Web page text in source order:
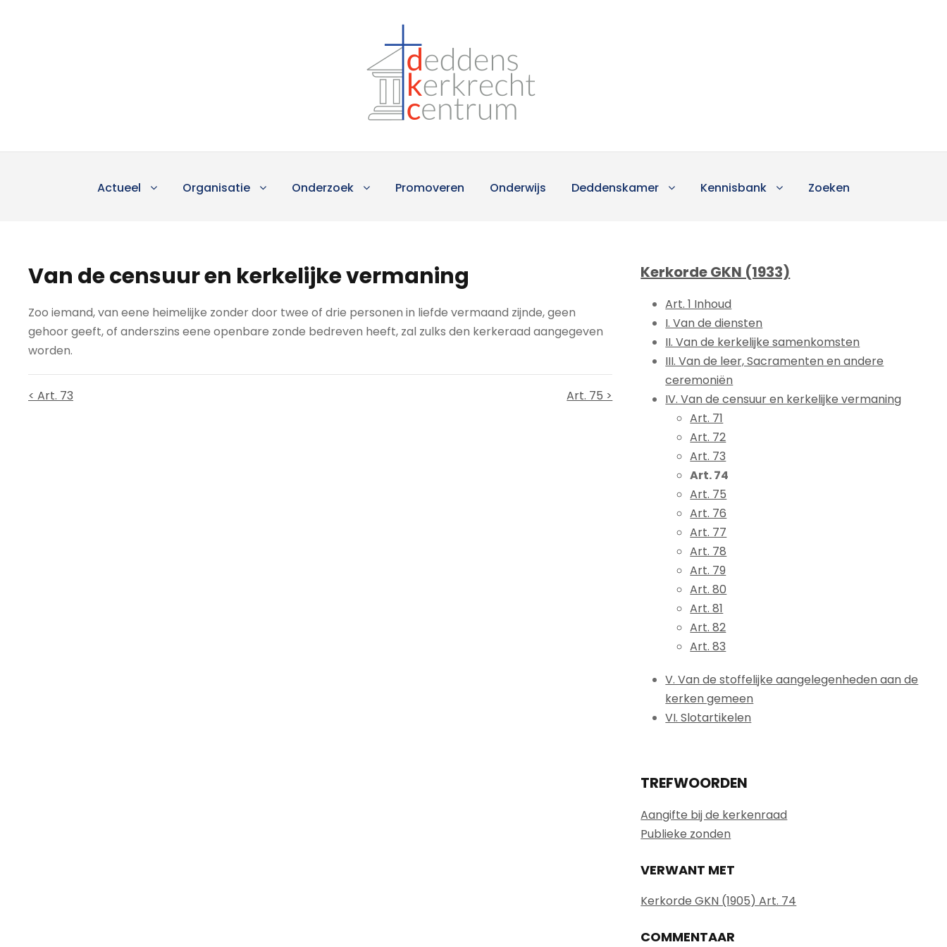
Actueel Organisatie Onderzoek Promoveren Onderwijs Deddenskamer Kennisbank Zoeken
Van de censuur en kerkelijke vermaning
Zoo iemand, van eene heimelijke zonder door twee of drie personen in liefde vermaand zijnde, geen
gehoor geeft, of anderszins eene openbare zonde bedreven heeft, zal zulks den kerkeraad aangegeven
worden.
< Art. 73 Art. 75 >
Kerkorde GKN (1933)
Art. 1 Inhoud
I. Van de diensten
II. Van de kerkelijke samenkomsten
III. Van de leer, Sacramenten en andere
ceremoniën
IV. Van de censuur en kerkelijke vermaning
Art. 71
Art. 72
Art. 73
Art. 74
Art. 75
Art. 76
Art. 77
Art. 78
Art. 79
Art. 80
Art. 81
Art. 82
Art. 83
V. Van de stoffelijke aangelegenheden aan de
kerken gemeen
VI. Slotartikelen
TREFWOORDEN
Aangifte bij de kerkenraad
Publieke zonden
VERWANT MET
Kerkorde GKN (1905) Art. 74
COMMENTAAR